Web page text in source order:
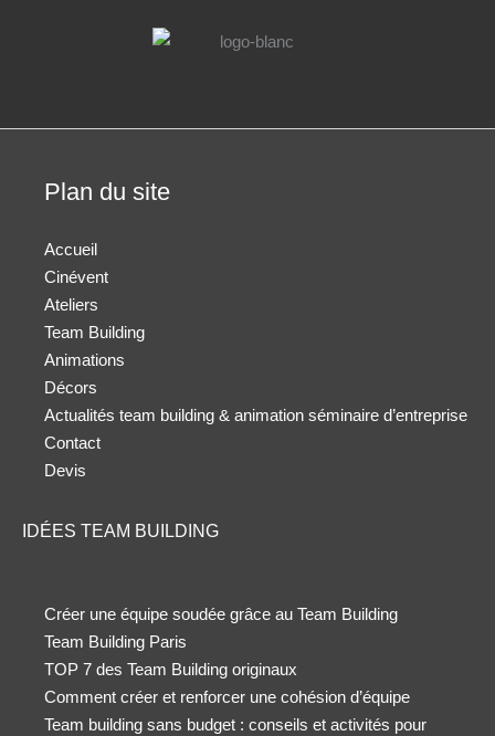
Plan du site
Accueil
Cinévent
Ateliers
Team Building
Animations
Décors
Actualités team building & animation séminaire d’entreprise
Contact
Devis
IDÉES TEAM BUILDING
Créer une équipe soudée grâce au Team Building
Team Building Paris
TOP 7 des Team Building originaux
Comment créer et renforcer une cohésion d’équipe
Team building sans budget : conseils et activités pour